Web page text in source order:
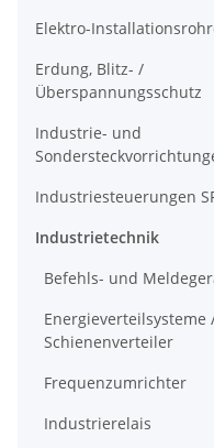
Elektro-
Erdung, Blitz- /
Überspannungsschutz
Industrie- und
Industriesteuerungen
Industrietechnik
Befehls- und
Energieverteilsysteme
Schienenverteiler
Frequenzumrichter
Industrierelais